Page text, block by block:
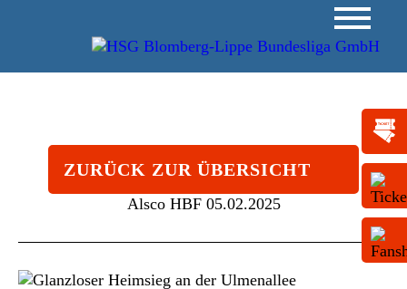
ZURÜCK ZUR ÜBERSICHT
Alsco HBF 05.02.2025